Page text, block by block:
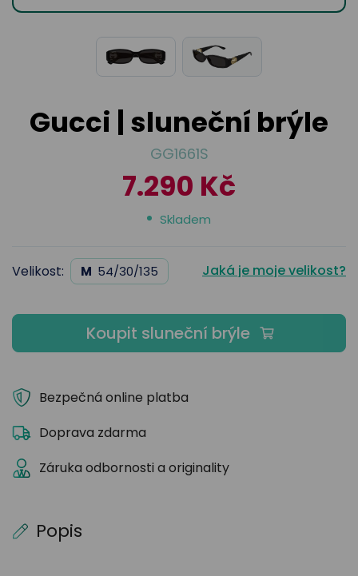
brýle
Popis
Gucci | sluneční brýle
GG1661S
7.290 Kč
Skladem
Velikost: M 54/30/135 Jaká je moje velikost?
Koupit sluneční brýle
Bezpečná online platba
Doprava zdarma
Záruka odbornosti a originality